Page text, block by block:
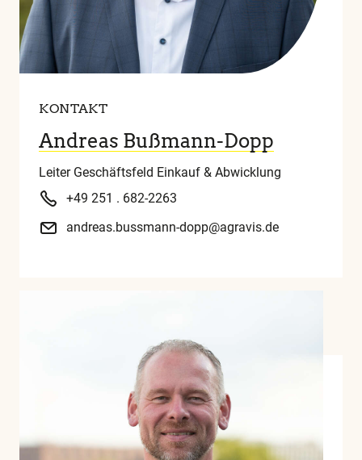
KONTAKT
Andreas Bußmann-Dopp
Leiter Geschäftsfeld Einkauf & Abwicklung
+49 251 . 682-2263
andreas.bussmann-dopp@agravis.de